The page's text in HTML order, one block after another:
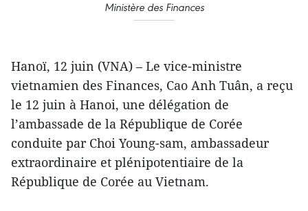
Ministère des Finances
Hanoï, 12 juin (VNA) – Le vice-ministre
vietnamien des Finances, Cao Anh Tuân, a reçu
le 12 juin à Hanoi, une délégation de
l’ambassade de la République de Corée
conduite par Choi Young-sam, ambassadeur
extraordinaire et plénipotentiaire de la
République de Corée au Vietnam.